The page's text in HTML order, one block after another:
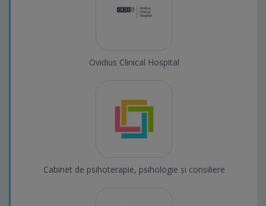
Ovidius Clinical Hospital
Cabinet de psihoterapie, psihologie și consiliere